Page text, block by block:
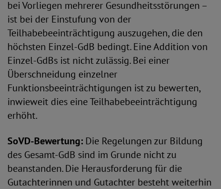
bei Vorliegen mehrerer Gesundheitsstörungen –
ist bei der Einstufung von der
Teilhabebeeinträchtigung auszugehen, die den
höchsten Einzel-GdB bedingt. Eine Addition von
Einzel-GdBs ist nicht zulässig. Bei einer
Überschneidung einzelner
Funktionsbeeinträchtigungen ist zu bewerten,
inwieweit dies eine Teilhabebeeinträchtigung
erhöht.
SoVD-Bewertung: Die Regelungen zur Bildung
des Gesamt-GdB sind im Grunde nicht zu
beanstanden. Die Herausforderung für die
Gutachterinnen und Gutachter besteht weiterhin